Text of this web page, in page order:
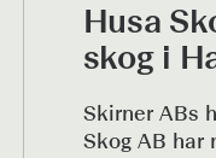
Husa
skog i
Skirner ABs
Skog AB har